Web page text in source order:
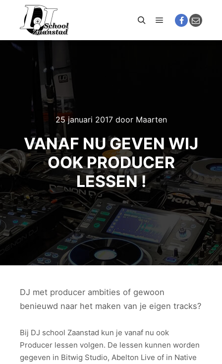
25 januari 2017door Maarten
VANAF NU GEVEN WIJ
OOK PRODUCER
LESSEN !
DJ met producer ambities of gewoon
benieuwd naar het maken van je eigen tracks?
Bij DJ school Zaanstad kun je vanaf nu ook
Producer lessen volgen. De lessen kunnen worden
gegeven in Bitwig Studio, Abelton Live of in Native